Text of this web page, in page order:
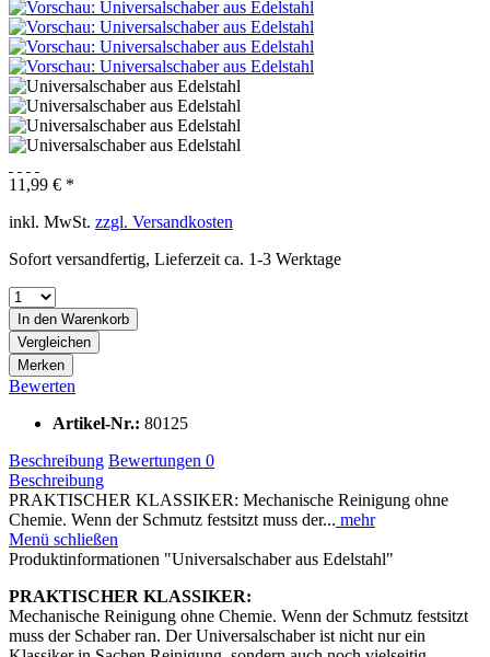
11,99 € *
inkl. MwSt. zzgl. Versandkosten
Sofort versandfertig, Lieferzeit ca. 1-3 Werktage
In den Warenkorb
Vergleichen
Merken
Bewerten
Artikel-Nr.: 80125
Beschreibung Bewertungen 0
Beschreibung
PRAKTISCHER KLASSIKER: Mechanische Reinigung ohne
Chemie. Wenn der Schmutz festsitzt muss der... mehr
Menü schließen
Produktinformationen "Universalschaber aus Edelstahl"
PRAKTISCHER KLASSIKER:
Mechanische Reinigung ohne Chemie. Wenn der Schmutz festsitzt
muss der Schaber ran. Der Universalschaber ist nicht nur ein